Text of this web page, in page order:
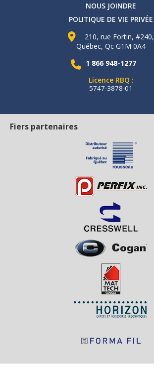
NOUS JOINDRE
POLITIQUE DE VIE PRIVÉE
210, rue Fortin, #240,
Québec, Qc G1M 0A4
1 866 948-1277
Licence RBQ :
5747-3878-01
Fiers partenaires